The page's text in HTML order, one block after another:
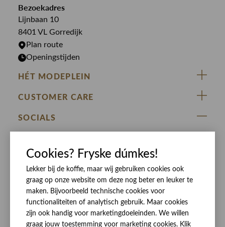
Bekijk alle merken >
Jurken
T-shirts
Bezoekadres
Lijnbaan 10
8401 VL Gorredijk
Plan route
Openingstijden
HÉT MODEPLEIN
ZIJ VAN RINSMA
DE HEEREN VAN RINSMA
RINSMA.CONCEPTS
Eten en drinken
Openingstijden
Werken bij RINSMA
CUSTOMER CARE
Veelgestelde vragen
Retourneren & Ruilen
Betaalmethoden
Bezorgen
Contact
Reviews
SOCIALS
Cookies? Fryske dúmkes!
Lekker bij de koffie, maar wij gebruiken cookies ook
graag op onze website om deze nog beter en leuker te
maken. Bijvoorbeeld technische cookies voor
functionaliteiten of analytisch gebruik. Maar cookies
zijn ook handig voor marketingdoeleinden. We willen
graag jouw toestemming voor marketing cookies. Klik